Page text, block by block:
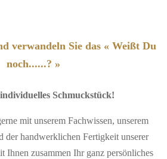
verwandeln Sie das « Weißt Du
noch......? »
Schmuckstück!
mit unserem Fachwissen, unserem
der handwerklichen Fertigkeit unserer
Ihnen zusammen Ihr ganz persönliches